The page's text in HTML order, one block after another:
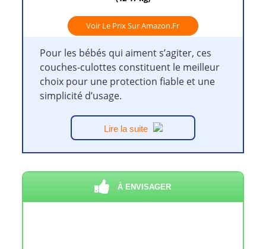
Voir Le Prix Sur Amazon.fr
Pour les bébés qui aiment s’agiter, ces
couches-culottes constituent le meilleur
choix pour une protection fiable et une
simplicité d’usage.
Lire la suite
À ENVISAGER